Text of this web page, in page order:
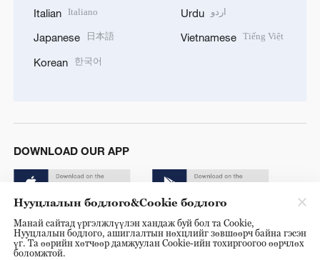
Italian Italiano
Japanese 日本語
Korean 한국어
Urdu اردو
Vietnamese Tiếng Việt
DOWNLOAD OUR APP
© China Radio International.CRI. All Rights Reserved. 16A
Нууцлалын бодлого&Cookie бодлого
Манай сайтад үргэлжлүүлэн хандаж буй бол та Cookie,
Нууцлалын бодлого, ашиглалтын нөхцлийг зөвшөөрч байна гэсэн
үг. Та өөрийн хөтчөөр дамжуулан Cookie-ийн тохиргоогоо өөрчлөх
боломжтой.